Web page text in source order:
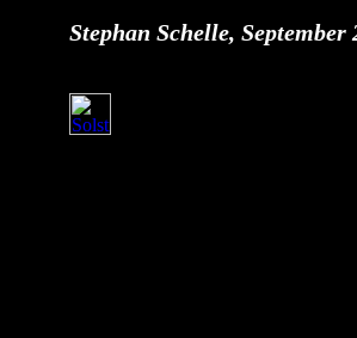
Stephan Schelle, September